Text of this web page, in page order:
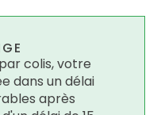
colis, votre
dans un délai
après